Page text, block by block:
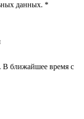
данных. *
В ближайшее время с